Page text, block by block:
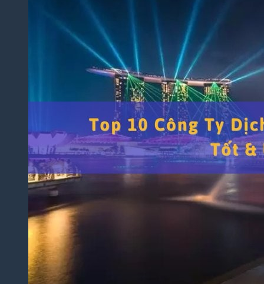
Dịch
Thuật
Trò
Chơi
Điện
Tử
Học
Dịch
Thuật
Dựng,
Dự
Thầu
Dịch